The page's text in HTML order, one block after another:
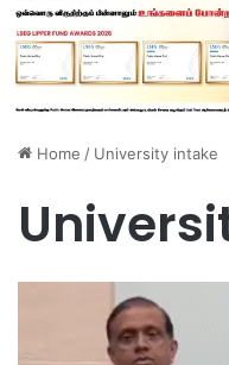
Home / University intake